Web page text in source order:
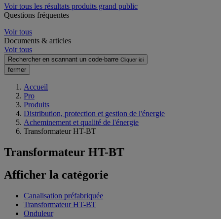
Voir tous les résultats produits grand public
Questions fréquentes
Voir tous
Documents & articles
Voir tous
Rechercher en scannant un code-barre Cliquer ici
fermer
Accueil
Pro
Produits
Distribution, protection et gestion de l'énergie
Acheminement et qualité de l'énergie
Transformateur HT-BT
Transformateur HT-BT
Afficher la catégorie
Canalisation préfabriquée
Transformateur HT-BT
Onduleur